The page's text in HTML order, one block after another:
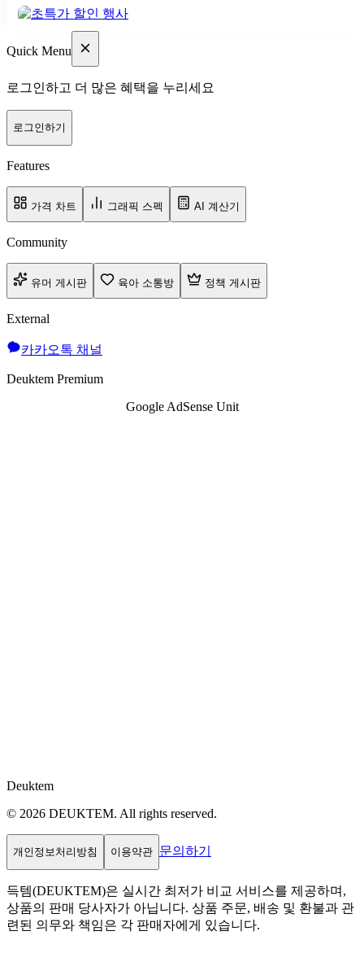
Quick Menu
로그인하고 더 많은 혜택을 누리세요
로그인하기
Features
가격 차트 그래픽 스펙 AI 계산기
Community
유머 게시판 육아 소통방 정책 게시판
External
카카오톡 채널
Deuktem Premium
Google AdSense Unit
Deuktem
© 2026 DEUKTEM. All rights reserved.
개인정보처리방침 이용약관 문의하기
득템(DEUKTEM)은 실시간 최저가 비교 서비스를 제공하며,
상품의 판매 당사자가 아닙니다. 상품 주문, 배송 및 환불과 관
련된 의무와 책임은 각 판매자에게 있습니다.